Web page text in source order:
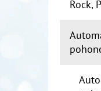
Rock,
10"
€19